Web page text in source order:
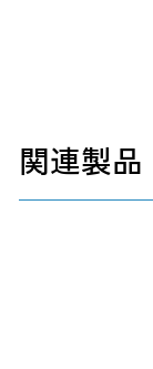
関連製品